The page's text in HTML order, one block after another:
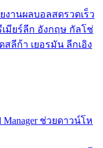
งานผลบอลสดรวดเร็ว
มียร์ลีก อังกฤษ กัลโช่
สลีก้า เยอรมัน ลีกเอิง
Manager ช่วยดาวน์โห